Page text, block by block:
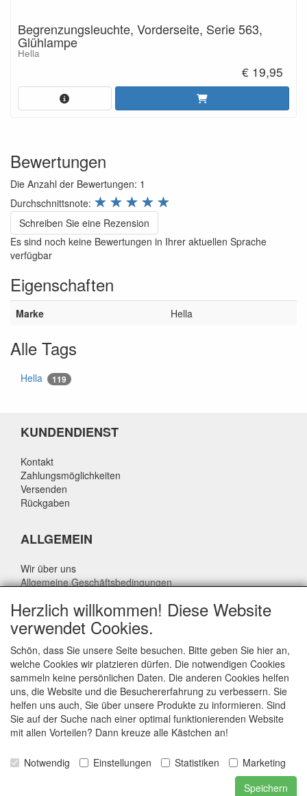
Begrenzungsleuchte, Vorderseite, Serie 563,
Glühlampe
Hella
€ 19,95
Bewertungen
Die Anzahl der Bewertungen: 1
Durchschnittsnote: review.stars ☆
☆
☆
☆
☆
Schreiben Sie eine Rezension
Es sind noch keine Bewertungen in Ihrer aktuellen Sprache
verfügbar
Eigenschaften
Marke Hella
Alle Tags
Hella 119
KUNDENDIENST
Kontakt
Zahlungsmöglichkeiten
Versenden
Rückgaben
ALLGEMEIN
Wir über uns
Allgemeine Geschäftsbedingungen
Haftungsausschluss
Über Rik Thijssen
ALLGEMEIN
www.rikthijssenshop.nl
Logistik durch OTOPARTS BV
Herzlich willkommen! Diese Website
verwendet Cookies.
Schön, dass Sie unsere Seite besuchen. Bitte geben Sie hier an,
welche Cookies wir platzieren dürfen. Die notwendigen Cookies
sammeln keine persönlichen Daten. Die anderen Cookies helfen
uns, die Website und die Besuchererfahrung zu verbessern. Sie
helfen uns auch, Sie über unsere Produkte zu informieren. Sind
Sie auf der Suche nach einer optimal funktionierenden Website
mit allen Vorteilen? Dann kreuze alle Kästchen an!
Notwendig Einstellungen Statistiken
Marketing
Speichern